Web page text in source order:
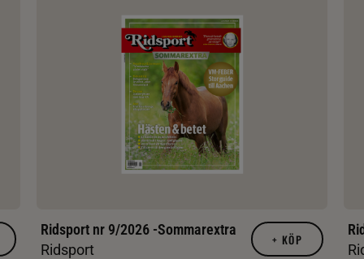
Ridsport nr 9/2026 -Sommarextra
Ridsport
+ KÖP